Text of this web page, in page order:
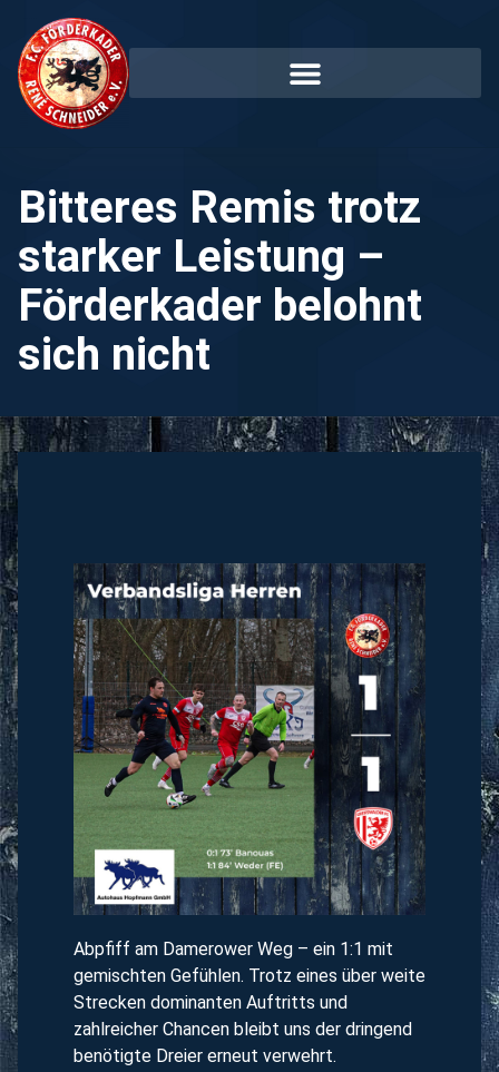
Bitteres Remis trotz
starker Leistung –
Förderkader belohnt
sich nicht
Abpfiff am Damerower Weg – ein 1:1 mit
gemischten Gefühlen. Trotz eines über weite
Strecken dominanten Auftritts und
zahlreicher Chancen bleibt uns der dringend
benötigte Dreier erneut verwehrt.